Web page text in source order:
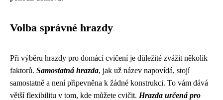
Volba správné hrazdy
Při výběru hrazdy pro domácí cvičení je důležité zvážit několik
faktorů. Samostatná hrazda, jak už název napovídá, stojí
samostatně a není připevněna k žádné konstrukci. To vám dává
větší flexibilitu v tom, kde můžete cvičit. Hrazda určená pro